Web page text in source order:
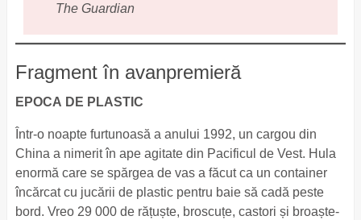
The Guardian
Fragment în avanpremieră
EPOCA DE PLASTIC
Într-o noapte furtunoasă a anului 1992, un cargou din
China a nimerit în ape agitate din Pacificul de Vest. Hula
enormă care se spărgea de vas a făcut ca un container
încărcat cu jucării de plastic pentru baie să cadă peste
bord. Vreo 29 000 de rățuște, broscuțe, castori și broaște-